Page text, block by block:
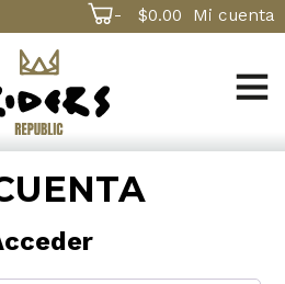
- $0.00 Mi cuenta